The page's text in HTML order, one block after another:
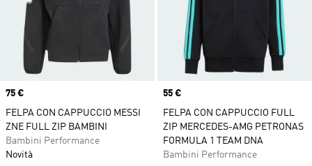
Price
75 €
FELPA CON CAPPUCCIO MESSI
ZNE FULL ZIP BAMBINI
Bambini Performance
Novità
Price
55 €
FELPA CON CAPPUCCIO FULL
ZIP MERCEDES-AMG PETRONAS
FORMULA 1 TEAM DNA
Bambini Performance